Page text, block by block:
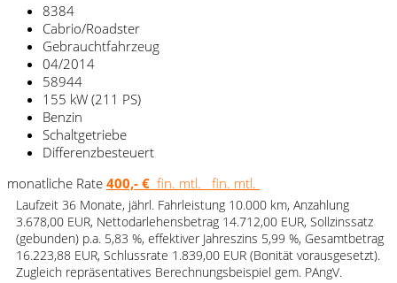
8384
Cabrio/Roadster
Gebrauchtfahrzeug
04/2014
58944
155 kW (211 PS)
Benzin
Schaltgetriebe
Differenzbesteuert
monatliche Rate 400,- € fin. mtl. fin. mtl.
Laufzeit 36 Monate, jährl. Fahrleistung 10.000 km, Anzahlung
3.678,00 EUR, Nettodarlehensbetrag 14.712,00 EUR, Sollzinssatz
(gebunden) p.a. 5,83 %, effektiver Jahreszins 5,99 %, Gesamtbetrag
16.223,88 EUR, Schlussrate 1.839,00 EUR (Bonität vorausgesetzt).
Zugleich repräsentatives Berechnungsbeispiel gem. PAngV.